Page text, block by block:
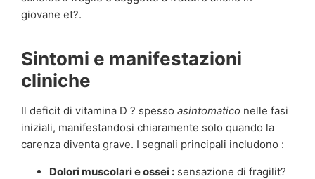
giovane et?.
Sintomi e manifestazioni
cliniche
Il deficit di vitamina D ? spesso asintomatico nelle fasi
iniziali, manifestandosi chiaramente solo quando la
carenza diventa grave. I segnali principali includono :
Dolori muscolari e ossei : sensazione di fragilit?